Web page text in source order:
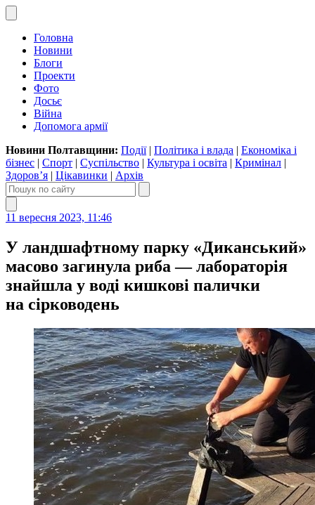
Головна
Новини
Блоги
Проекти
Фото
Досьє
Війна
Допомога армії
Новини Полтавщини: Події| Політика і влада | Економіка і
бізнес | Спорт | Суспільство | Культура і освіта | Кримінал |
Здоров’я | Цікавинки | Архів
11 вересня 2023, 11:46
У ландшафтному парку «Диканський»
масово загинула риба — лабораторія
знайшла у воді кишкові палички
на сірководень